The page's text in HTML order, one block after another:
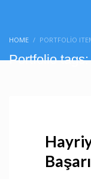
HOME PORTFOLIO
Portfolio